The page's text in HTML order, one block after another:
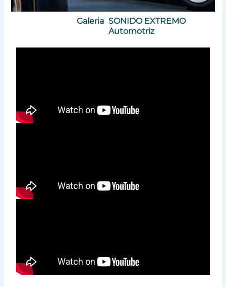
Galeria SONIDO EXTREMO
Automotriz